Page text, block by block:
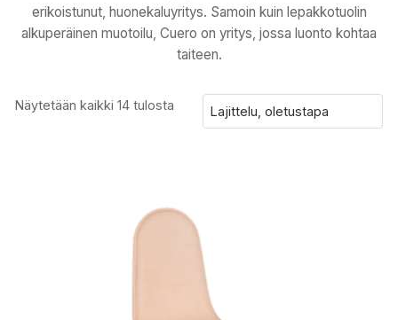
erikoistunut, huonekaluyritys. Samoin kuin lepakkotuolin
alkuperäinen muotoilu, Cuero on yritys, jossa luonto kohtaa
taiteen.
Näytetään kaikki 14 tulosta